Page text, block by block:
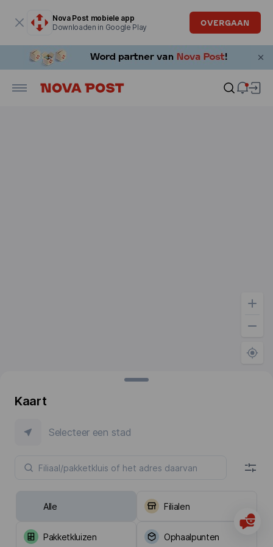
Nova Post mobiele app
Downloaden in Google Play
OVERGAAN
Kaart
Selecteer een stad
Alle Filialen
Pakketkluizen Ophaalpunten